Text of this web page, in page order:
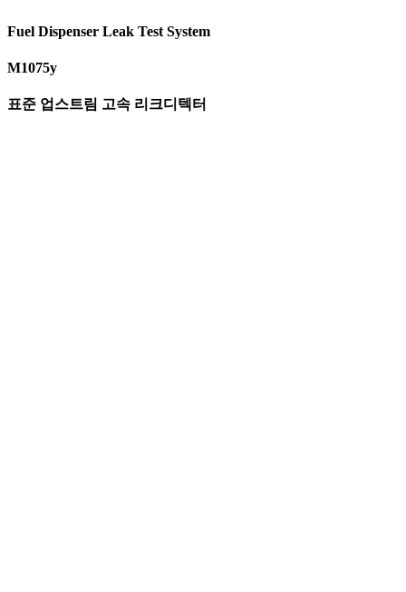
Fuel Dispenser Leak Test System
M1075y
표준 업스트림 고속 리크디텍터